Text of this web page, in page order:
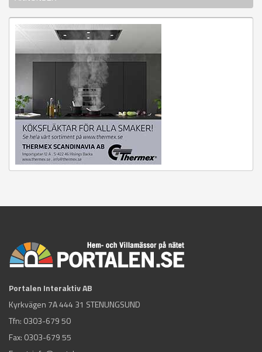
Portalen Interaktiv AB
Kyrkvägen 7A 444 31 STENUNGSUND
Tfn: 0303-679 50
Fax: 0303-679 55